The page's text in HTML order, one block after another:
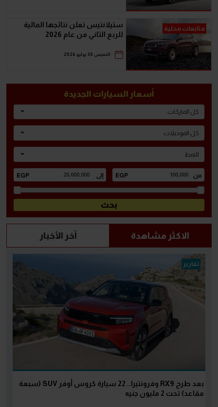
متابعات محلية
ستيلانتيس تعلن نتائجها المالية
للربع الثاني من عام 2026
الخميس 30 يوليو 2026
أسعار السيارات الجديدة
كل الماركات
كل الموديلات
النمط
الاكثر مشاهدة آخر الأخبار
تقارير
بعد طرح RX9 وفرونتيرا.. 22 سيارة كروس أوفر SUV (سبعة
مقاعد) تحت 2 مليون جنيه